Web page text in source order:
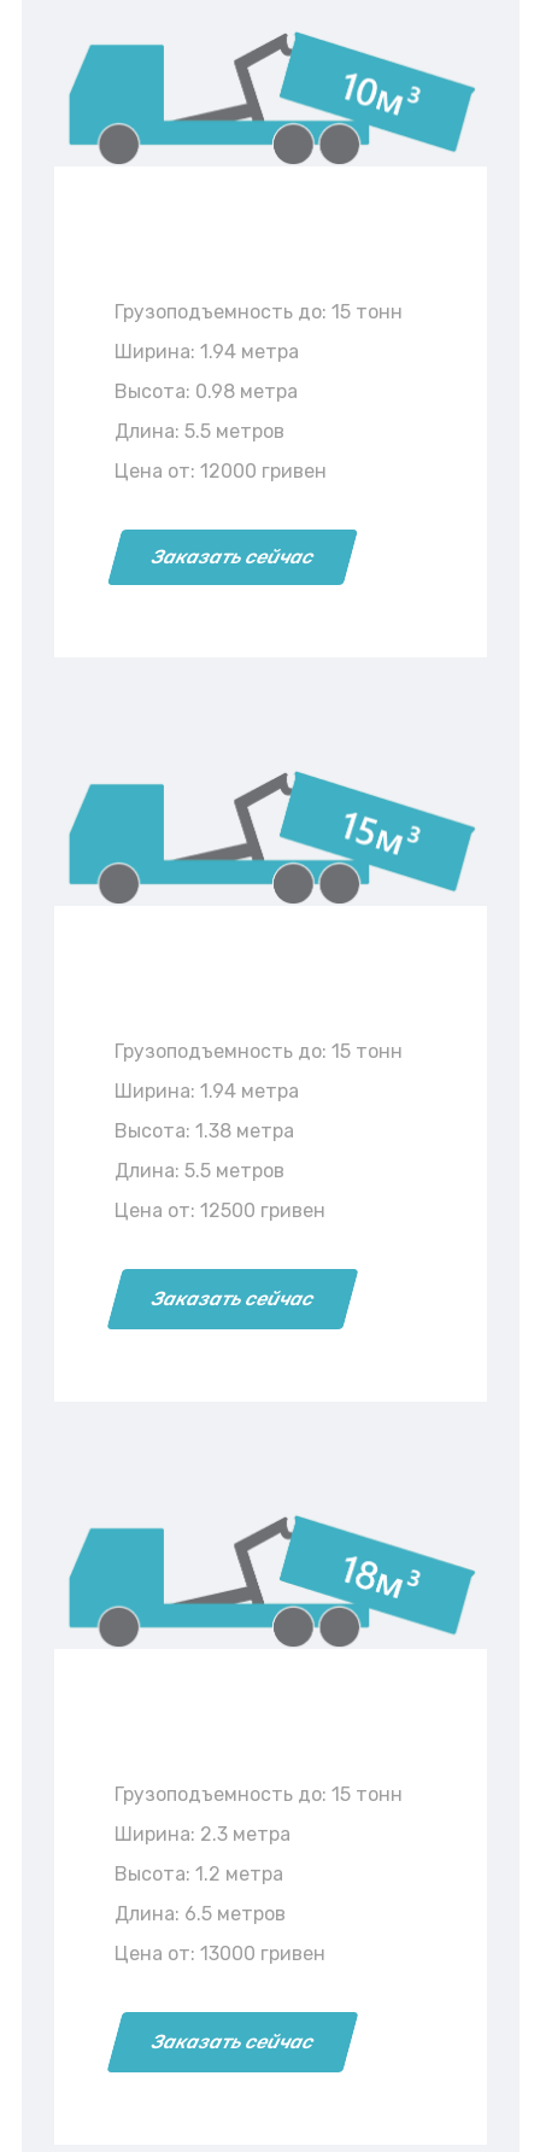
Грузоподъемность до: 15 тонн
Ширина: 1.94 метра
Высота: 0.98 метра
Длина: 5.5 метров
Цена от: 12000 гривен
Заказать сейчас
Грузоподъемность до: 15 тонн
Ширина: 1.94 метра
Высота: 1.38 метра
Длина: 5.5 метров
Цена от: 12500 гривен
Заказать сейчас
Грузоподъемность до: 15 тонн
Ширина: 2.3 метра
Высота: 1.2 метра
Длина: 6.5 метров
Цена от: 13000 гривен
Заказать сейчас